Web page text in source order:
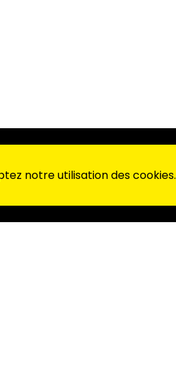
notre utilisation des cookies.